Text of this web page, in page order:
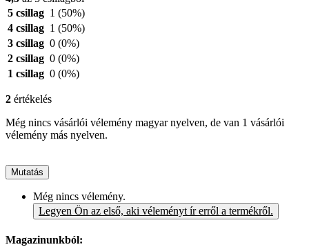
5 csillag 1 (50%)
4 csillag 1 (50%)
3 csillag 0 (0%)
2 csillag 0 (0%)
1 csillag 0 (0%)
2 értékelés
Még nincs vásárlói vélemény magyar nyelven, de van 1 vásárlói
vélemény más nyelven.
Mutatás
Még nincs vélemény.
Legyen Ön az első, aki véleményt ír erről a termékről.
Magazinunkból: